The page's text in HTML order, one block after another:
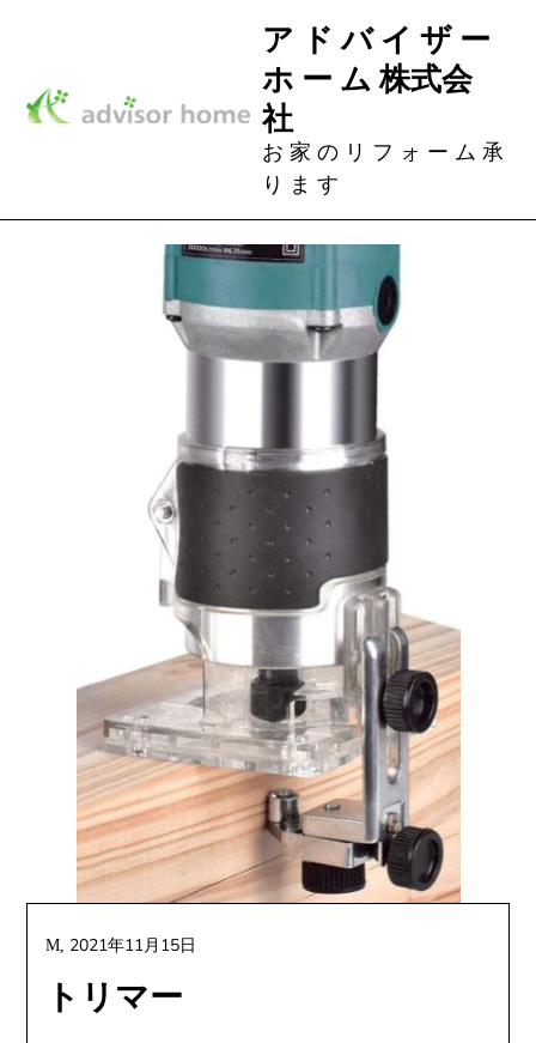
ア ド バ イ ザ ー
ホ ー ム 株式会
社
お 家 の リ フ ォ ー ム 承
り ま す
トリマー
M, 2021年11月15日